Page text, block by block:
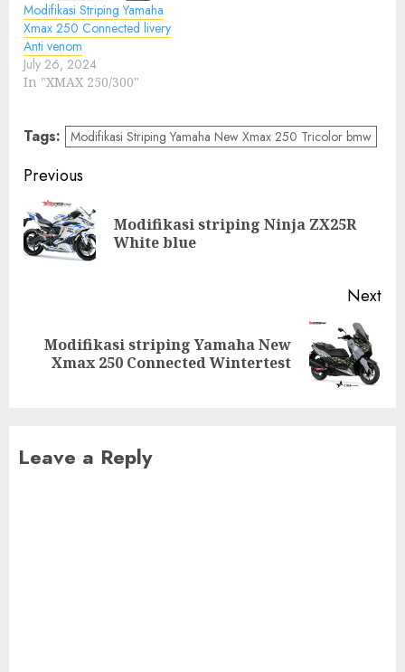
Modifikasi Striping Yamaha
Xmax 250 Connected livery
Anti venom
July 26, 2024
In "XMAX 250/300"
Tags: Modifikasi Striping Yamaha New Xmax 250 Tricolor bmw
Post
navigation
Previous
Modifikasi striping Ninja ZX25R
White blue
Next
Next
post:
Modifikasi striping Yamaha New
Xmax 250 Connected Wintertest
Leave a Reply